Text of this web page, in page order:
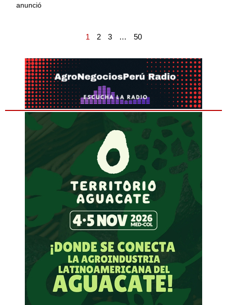
anunció
1 2 3 … 50